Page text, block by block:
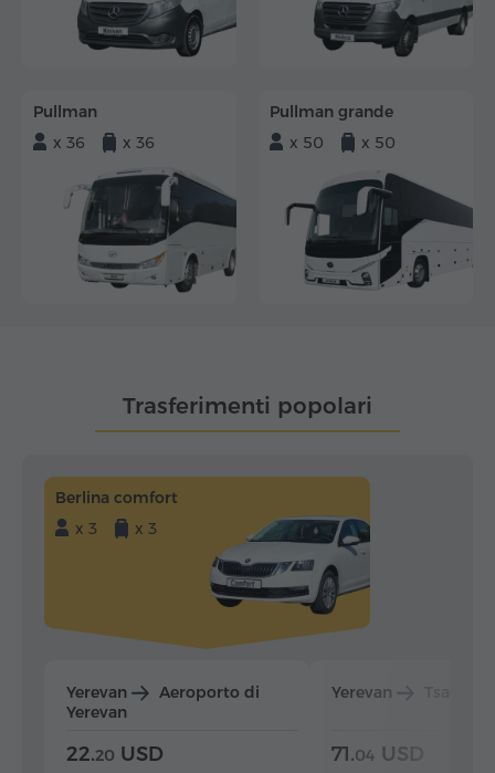
Pullman
x 36
x 36
Pullman grande
x 50
x 50
Trasferimenti popolari
Berlina comfort
x 3
x 3
Yerevan
Aeroporto di
Yerevan
22.20 USD
Yerevan
71.04 USD